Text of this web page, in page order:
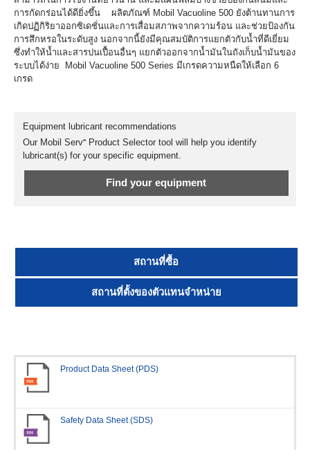
การกัดกร่อนได้ดียิ่งขึ้น ผลิตภัณฑ์ Mobil Vacuoline 500 ยังต้านทานการ
เกิดปฏิกิริยาออกซิเดชั่นและการเสื่อมสภาพจากความร้อน และช่วยป้องกัน
การสึกหรอในระดับสูง นอกจากนี้ยังมีคุณสมบัติการแยกตัวกับน้ำที่ดีเยี่ยม
ซึ่งทำให้น้ำและสารปนเปื้อนอื่นๆ แยกตัวออกจากน้ำมันในถังเก็บน้ำมันของ
ระบบได้ง่าย Mobil Vacuoline 500 Series มีเกรดความหนืดให้เลือก 6
เกรด
Equipment lubricant recommendations
Our Mobil Serv℠ Product Selector tool will help you identify
lubricant(s) for your specific equipment.
Find your equipment
สถานที่ซื้อ
สถานที่ตั้งของตัวแทนจำหน่าย
Product Data Sheet (PDS)
Safety Data Sheet (SDS)